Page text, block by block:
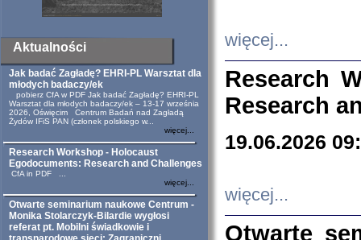
Aktualności
Jak badać Zagładę? EHRI-PL Warsztat dla
młodych badaczy/ek
pobierz CfA w PDF Jak badać Zagładę? EHRI-PL
Warsztat dla młodych badaczy/ek – 13-17 września
2026, Oświęcim Centrum Badań nad Zagładą
Żydów IFiS PAN (członek polskiego w...
więcej...
Research Workshop - Holocaust
Egodocuments: Research and Challenges
CfA in PDF ...
więcej...
Otwarte seminarium naukowe Centrum -
Monika Stolarczyk-Bilardie wygłosi
referat pt. Mobilni świadkowie i
więcej...
Research
Research
19.06.2026
więcej...
Otwarte